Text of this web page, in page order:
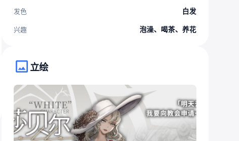
发色 白发
兴趣 泡澡、喝茶、养花
立绘